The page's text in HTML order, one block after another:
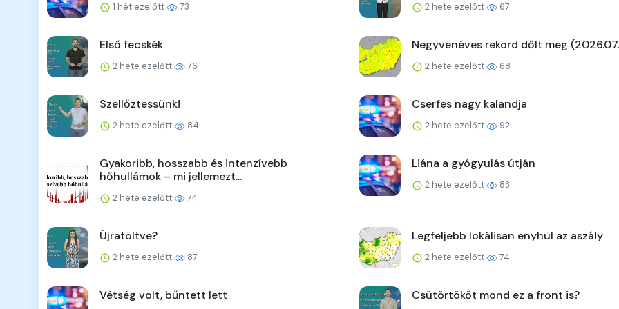
1 hét ezelőtt 73 2 hete ezelőtt 67
Első fecskék
2 hete ezelőtt 76
Negyvenéves rekord dőlt meg
2 hete ezelőtt 68
Szellőztessünk!
2 hete ezelőtt 84
Cserfes nagy kalandja
2 hete ezelőtt 92
Gyakoribb, hosszabb és intenzívebb
hőhullámok – mi jellemezt...
2 hete ezelőtt 74
Liána a gyógyulás útján
2 hete ezelőtt 83
Újratöltve?
2 hete ezelőtt 87
Legfeljebb lokálisan enyhül az aszály
2 hete ezelőtt 74
Vétség volt, bűntett lett Csütörtököt mond ez a front is?